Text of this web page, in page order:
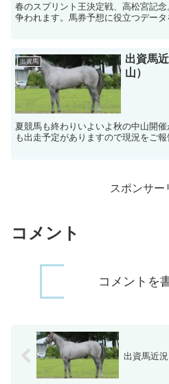
春のスプリント王決定戦、高松宮記
争われます。馬券予想に役立つデータ
出資馬
出資馬
山）
夏競馬も終わりいよいよ秋の中山開
も出走予定がありますので現況をご報
スポンサー
コメント
コメントを
出資馬近況